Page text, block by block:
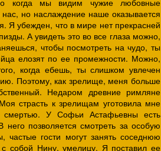
когда мы видим чужие любовные
но наслаждение наше оказывается
Я убежден, что в мире нет прекрасней
А увидеть это во все глаза можно,
чтобы посмотреть на чудо, ты
елозят по ее промежности. Можно,
когда ебешь, ты слишком увлечен
Поэтому, как зрелище, меня больше
Недаром древние римляне
страсть к зрелищам уготовила мне
смертью. У Софьи Астафьевны есть
позволяется смотреть за особую
частые гости могут занять соседнюю
собой Нину, умелицу. Я поставил ее